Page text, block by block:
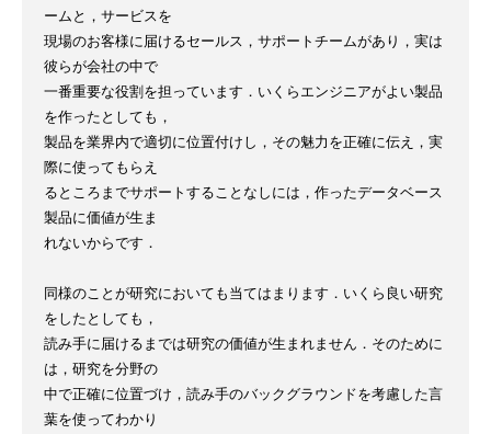
ームと，サービスを
現場のお客様に届けるセールス，サポートチームがあり，実は
彼らが会社の中で
一番重要な役割を担っています．いくらエンジニアがよい製品
を作ったとしても，
製品を業界内で適切に位置付けし，その魅力を正確に伝え，実
際に使ってもらえ
るところまでサポートすることなしには，作ったデータベース
製品に価値が生ま
れないからです．
同様のことが研究においても当てはまります．いくら良い研究
をしたとしても，
読み手に届けるまでは研究の価値が生まれません．そのために
は，研究を分野の
中で正確に位置づけ，読み手のバックグラウンドを考慮した言
葉を使ってわかり